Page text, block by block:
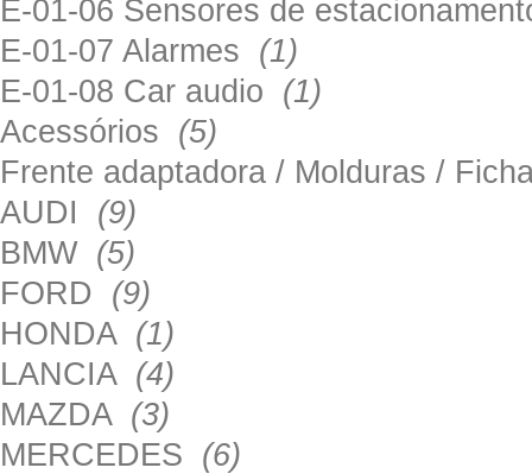
E-01-06 Sensores de
E-01-07 Alarmes (1)
E-01-08 Car audio (1)
Acessórios (5)
Frente adaptadora / Molduras /
AUDI (9)
BMW (5)
FORD (9)
HONDA (1)
LANCIA (4)
MAZDA (3)
MERCEDES (6)